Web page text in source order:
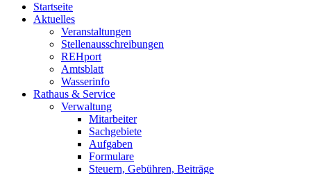
Startseite
Aktuelles
Veranstaltungen
Stellenausschreibungen
REHport
Amtsblatt
Wasserinfo
Rathaus & Service
Verwaltung
Mitarbeiter
Sachgebiete
Aufgaben
Formulare
Steuern, Gebühren, Beiträge